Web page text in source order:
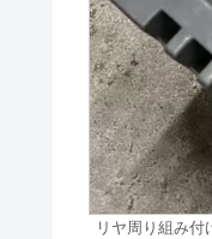
リヤ周り組み付